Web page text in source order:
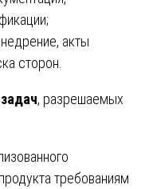
акты
сторон.
, разрешаемых
требованиям